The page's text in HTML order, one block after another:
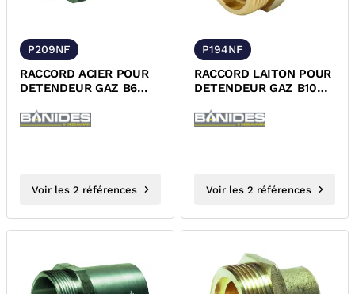
P209NF
RACCORD ACIER POUR
DETENDEUR GAZ B6
Voir les 2 références
P194NF
RACCORD LAITON POUR
DETENDEUR GAZ B10
SOUDER CUIVRE NF
Voir les 2 références